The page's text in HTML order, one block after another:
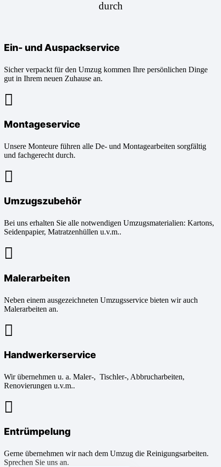
durch
Ein- und Auspackservice
Sicher verpackt für den Umzug kommen Ihre persönlichen Dinge
gut in Ihrem neuen Zuhause an.
Montageservice
Unsere Monteure führen alle De- und Montagearbeiten sorgfältig
und fachgerecht durch.
Umzugszubehör
Bei uns erhalten Sie alle notwendigen Umzugsmaterialien: Kartons,
Seidenpapier, Matratzenhüllen u.v.m..
Malerarbeiten
Neben einem ausgezeichneten Umzugsservice bieten wir auch
Malerarbeiten an.
Handwerkerservice
Wir übernehmen u. a. Maler-, Tischler-, Abbrucharbeiten,
Renovierungen u.v.m..
Entrümpelung
Gerne übernehmen wir nach dem Umzug die Reinigungsarbeiten.
Sprechen Sie uns an.